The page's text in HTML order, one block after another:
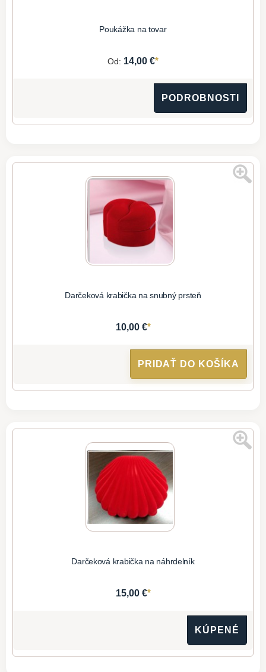
Poukážka na tovar
Od: 14,00 €*
PODROBNOSTI
Darčeková krabička na snubný prsteň
10,00 €*
PRIDAŤ DO KOŠÍKA
Darčeková krabička na náhrdelník
15,00 €*
KÚPENÉ